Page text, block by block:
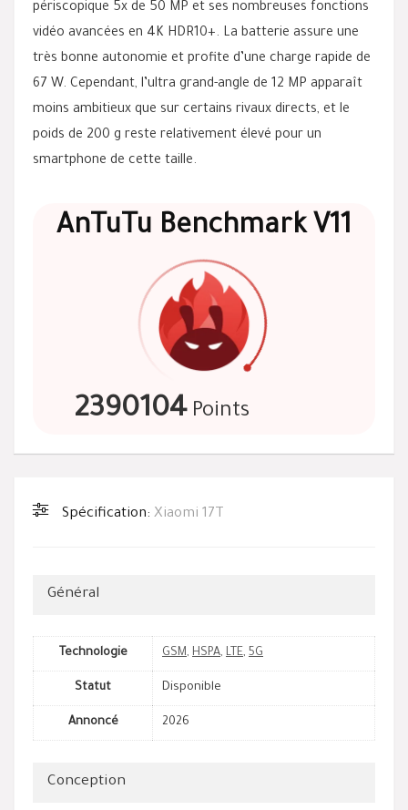
périscopique 5x de 50 MP et ses nombreuses fonctions
vidéo avancées en 4K HDR10+. La batterie assure une
très bonne autonomie et profite d’une charge rapide de
67 W. Cependant, l’ultra grand-angle de 12 MP apparaît
moins ambitieux que sur certains rivaux directs, et le
poids de 200 g reste relativement élevé pour un
smartphone de cette taille.
AnTuTu Benchmark V11
2390104Points
Spécification: Xiaomi 17T
Général
Technologie GSM, HSPA, LTE, 5G
Statut Disponible
Annoncé 2026
Conception